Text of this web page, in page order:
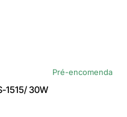
Pré-encomenda
1515/ 30W